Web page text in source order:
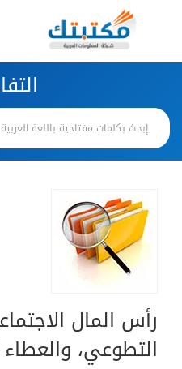
رأس المال
التطوعي،